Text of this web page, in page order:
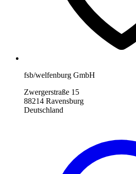
fsb/welfenburg GmbH
Zwergerstraße 15
88214 Ravensburg
Deutschland